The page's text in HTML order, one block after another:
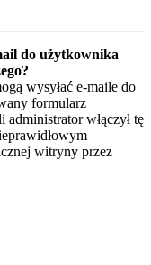
do użytkownika
wysyłać e-maile do
formularz
włączył tę
witryny przez